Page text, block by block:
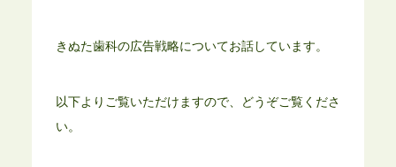
きぬた歯科の広告戦略についてお話しています。
以下よりご覧いただけますので、どうぞご覧くださ
い。